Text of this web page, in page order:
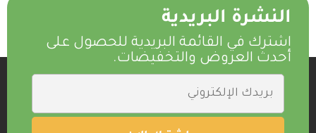
النشرة البريدية
اشترك في القائمة البريدية للحصول على
أحدث العروض والتخفيضات.